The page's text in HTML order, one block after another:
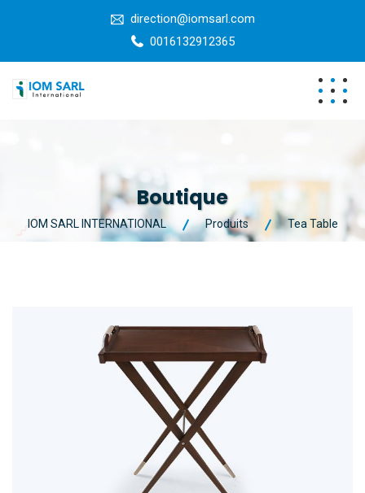
direction@iomsarl.com
0016132912365
Boutique
IOM SARL INTERNATIONAL Produits Tea Table